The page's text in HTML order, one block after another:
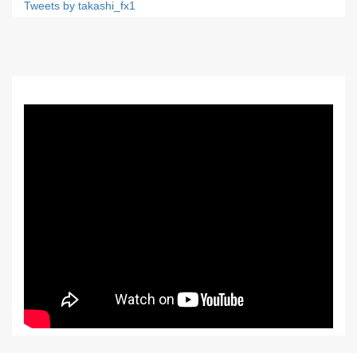
Tweets by takashi_fx1